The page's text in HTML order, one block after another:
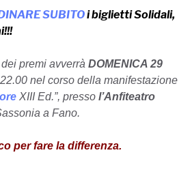
SUBITOi biglietti Solidali,
premi avverrà DOMENICA 29
nel corso della manifestazione
XIII Ed.”, presso l’Anfiteatro
a Fano.
per fare la differenza.